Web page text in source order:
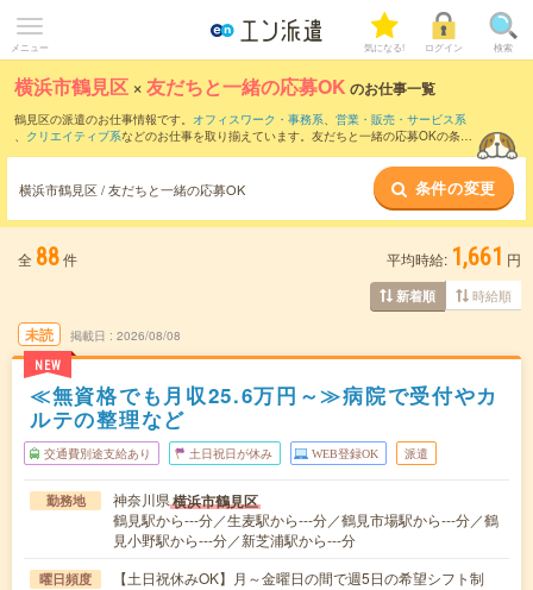
メニュー 気になる! ログイン 検索
横浜市鶴見区 ×友だちと一緒の応募OK のお仕事一覧
鶴見区の派遣のお仕事情報です。 オフィスワーク・事務系、 営業・販売・サービス系
、 クリエイティブ系などのお仕事を取り揃えています。友だちと一緒の応募OKの条件
横浜市鶴見区 / 友だちと一緒の応募OK 条件の変更
全 88件 平均時給: 1,661 円
新着順 時給順
未読
NEW
掲載日 2026/08/08
≪無資格でも月収25.6万円～≫病院で受付やカ
ルテの整理など
交通費別途支給あり 土日祝日が休み WEB登録OK 派遣
勤務地 神奈川県横浜市鶴見区
鶴見駅から---分／生麦駅から---分／鶴見市場駅から---分／鶴
見小野駅から---分／新芝浦駅から---分
曜日頻度 【土日祝休みOK】月～金曜日の間で週5日の希望シフト制